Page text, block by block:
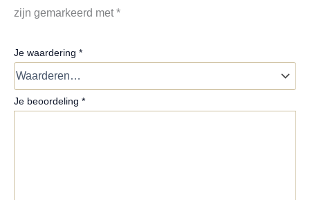
zijn gemarkeerd met*
Je waardering *
Je beoordeling *